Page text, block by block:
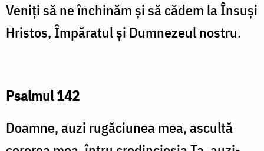
Veniți să ne închinăm și să că­dem la Însuși
Hristos, Împăratul și Dumne­zeul nostru.
Psalmul 142
Doamne, auzi rugăciunea mea, ascultă